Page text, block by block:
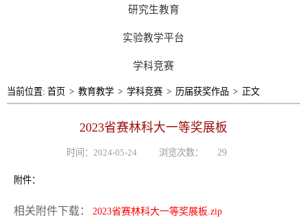
研究生教育
实验教学平台
学科竞赛
当前位置: 首页 > 教育教学 > 学科竞赛 > 历届获奖作品 > 正文
2023省赛林科大一等奖展板
时间：2024-05-24 浏览次数： 29
附件：
相关附件下载： 2023省赛林科大一等奖展板.zip